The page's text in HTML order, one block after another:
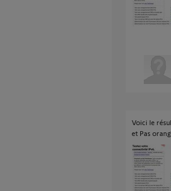
Voici le
et Pas